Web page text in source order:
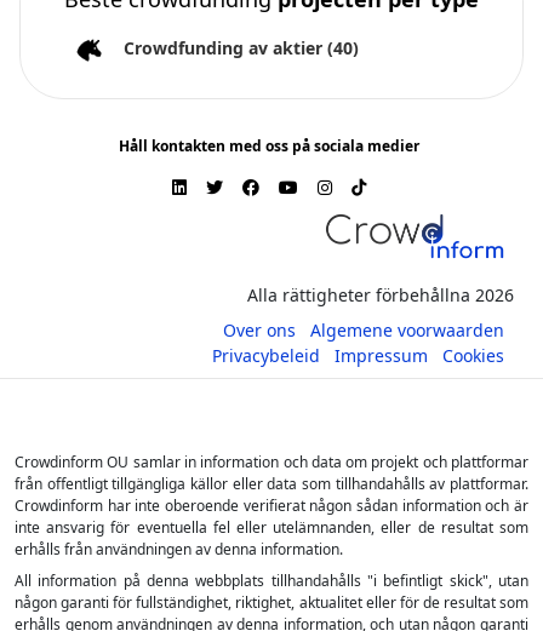
Crowdfunding av aktier (40)
Håll kontakten med oss på sociala medier
Alla rättigheter förbehållna 2026
Over ons
Algemene voorwaarden
Privacybeleid
Impressum Cookies
Crowdinform OU samlar in information och data om projekt och plattformar
från offentligt tillgängliga källor eller data som tillhandahålls av plattformar.
Crowdinform har inte oberoende verifierat någon sådan information och är
inte ansvarig för eventuella fel eller utelämnanden, eller de resultat som
erhålls från användningen av denna information.
All information på denna webbplats tillhandahålls "i befintligt skick", utan
någon garanti för fullständighet, riktighet, aktualitet eller för de resultat som
erhålls genom användningen av denna information, och utan någon garanti